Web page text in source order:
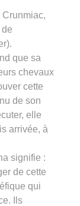
Crunmiac,
que sa
chevaux
cette
de son
elle
arrivée, à
signifie :
de cette
qui
Ils